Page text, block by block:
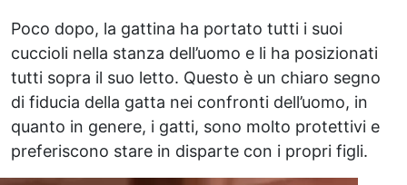
Poco dopo, la gattina ha portato tutti i suoi
cuccioli nella stanza dell’uomo e li ha posizionati
tutti sopra il suo letto. Questo è un chiaro segno
di fiducia della gatta nei confronti dell’uomo, in
quanto in genere, i gatti, sono molto protettivi e
preferiscono stare in disparte con i propri figli.